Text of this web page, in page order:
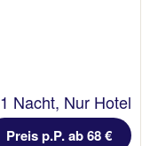
1 Nacht, Nur Hotel
Preis p.P. ab 68 €